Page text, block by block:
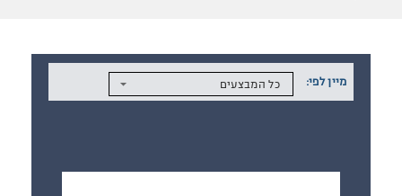
מיין לפי: כל המבצעים